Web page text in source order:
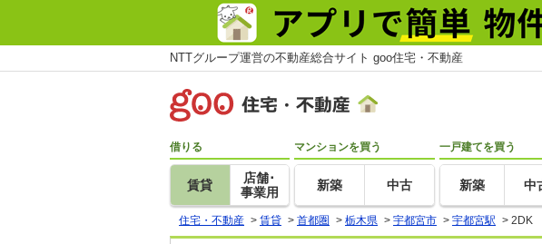
NTTグループ運営の不動産総合サイト goo住宅・不動産
借りる
賃貸
店舗･
事業用
マンションを買う
新築 中古
一戸建てを買う
新築 中
住宅・不動産 > 賃貸 > 首都圏 > 栃木県 > 宇都宮市 > 宇都宮駅 > 2DK